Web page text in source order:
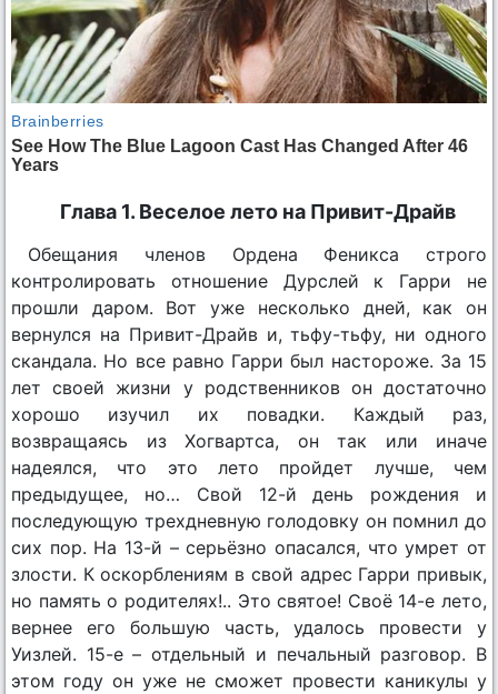
Глава 1. Веселое лето на Привит-Драйв
Обещания членов Ордена Феникса строго
контролировать отношение Дурслей к Гарри не
прошли даром. Вот уже несколько дней, как он
вернулся на Привит-Драйв и, тьфу-тьфу, ни одного
скандала. Но все равно Гарри был настороже. За 15
лет своей жизни у родственников он достаточно
хорошо изучил их повадки. Каждый раз,
возвращаясь из Хогвартса, он так или иначе
надеялся, что это лето пройдет лучше, чем
предыдущее, но… Свой 12-й день рождения и
последующую трехдневную голодовку он помнил до
сих пор. На 13-й – серьёзно опасался, что умрет от
злости. К оскорблениям в свой адрес Гарри привык,
но память о родителях!.. Это святое! Своё 14-е лето,
вернее его большую часть, удалось провести у
Уизлей. 15-е – отдельный и печальный разговор. В
этом году он уже не сможет провести каникулы у